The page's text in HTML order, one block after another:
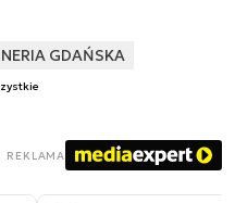
GDAŃSKA
REKLAMA